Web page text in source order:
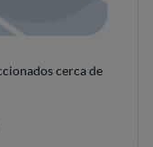
cerca de